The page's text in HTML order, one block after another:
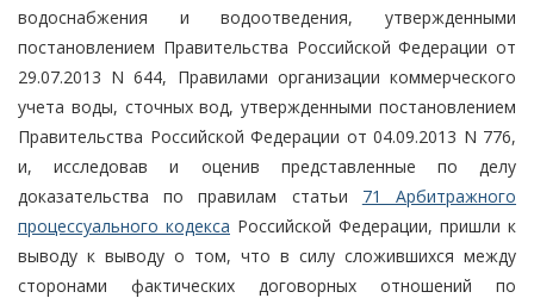
водоснабжения и водоотведения, утвержденными
постановлением Правительства Российской Федерации от
29.07.2013 N 644, Правилами организации коммерческого
учета воды, сточных вод, утвержденными постановлением
Правительства Российской Федерации от 04.09.2013 N 776,
и, исследовав и оценив представленные по делу
доказательства по правилам статьи 71 Арбитражного
процессуального кодекса Российской Федерации, пришли к
выводу к выводу о том, что в силу сложившихся между
сторонами фактических договорных отношений по